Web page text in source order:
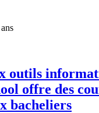
outils
offre des
bacheliers